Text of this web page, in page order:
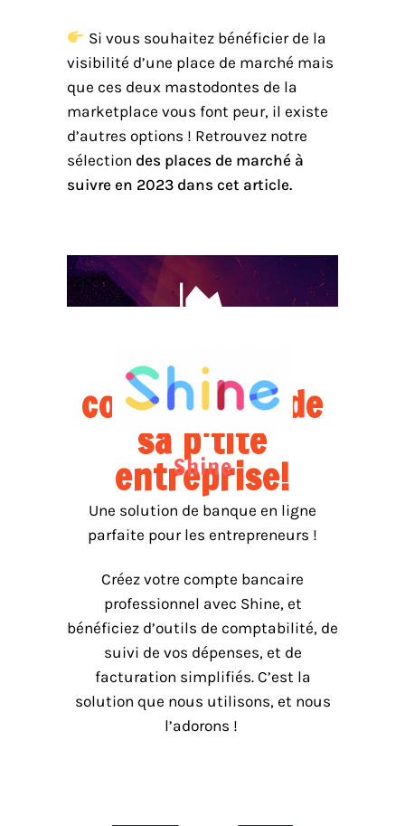
Si vous souhaitez bénéficier de la
visibilité d’une place de marché mais
que ces deux mastodontes de la
marketplace vous font peur, il existe
d’autres options ! Retrouvez notre
sélection des places de marché à
suivre en 2023 dans cet article.
5. Gérer la
comptabilité de
sa p'tite
entreprise!
Shine
Une solution de banque en ligne
parfaite pour les entrepreneurs !
Créez votre compte bancaire
professionnel avec Shine, et
bénéficiez d’outils de comptabilité, de
suivi de vos dépenses, et de
facturation simplifiés. C’est la
solution que nous utilisons, et nous
l’adorons !